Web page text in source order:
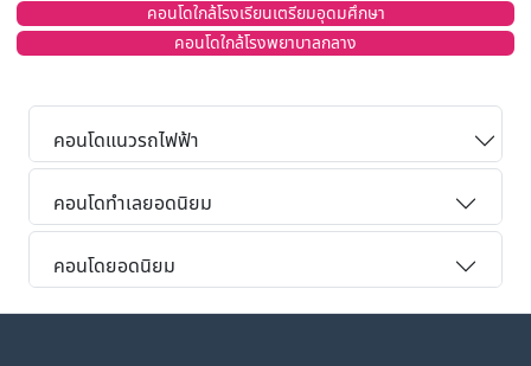
คอนโดใกล้โรงเรียนเตรียมอุดมศึกษา
คอนโดใกล้โรงพยาบาลกลาง
คอนโดแนวรถไฟฟ้า
คอนโดทำเลยอดนิยม
คอนโดยอดนิยม